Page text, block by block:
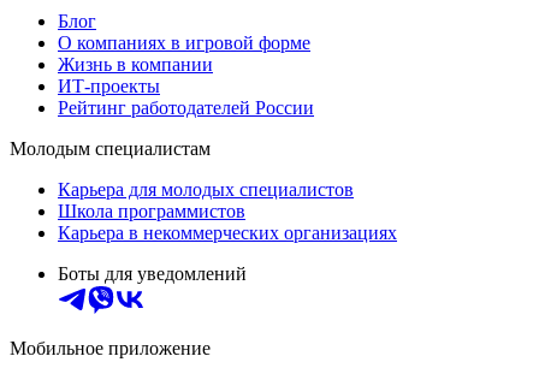
Блог
О компаниях в игровой форме
Жизнь в компании
ИТ-проекты
Рейтинг работодателей России
Молодым специалистам
Карьера для молодых специалистов
Школа программистов
Карьера в некоммерческих организациях
Боты для уведомлений
Мобильное приложение